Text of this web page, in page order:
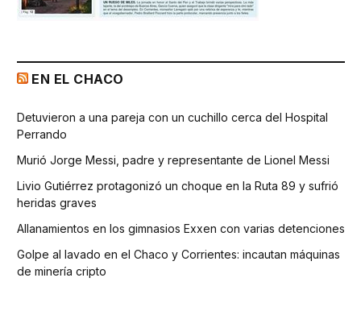
EN EL CHACO
Detuvieron a una pareja con un cuchillo cerca del Hospital
Perrando
Murió Jorge Messi, padre y representante de Lionel Messi
Livio Gutiérrez protagonizó un choque en la Ruta 89 y sufrió
heridas graves
Allanamientos en los gimnasios Exxen con varias detenciones
Golpe al lavado en el Chaco y Corrientes: incautan máquinas
de minería cripto